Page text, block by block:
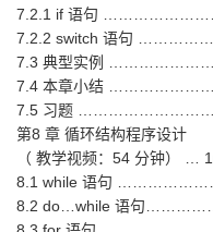
7.2.1 if 语句
7.2.2 switch 语句
7.3 典型实例
7.4 本章小结
7.5 习题
第8 章 循环结构程序设计
（ 教学视频：54 分钟） …
8.1 while 语句
8.2 do…while 语句